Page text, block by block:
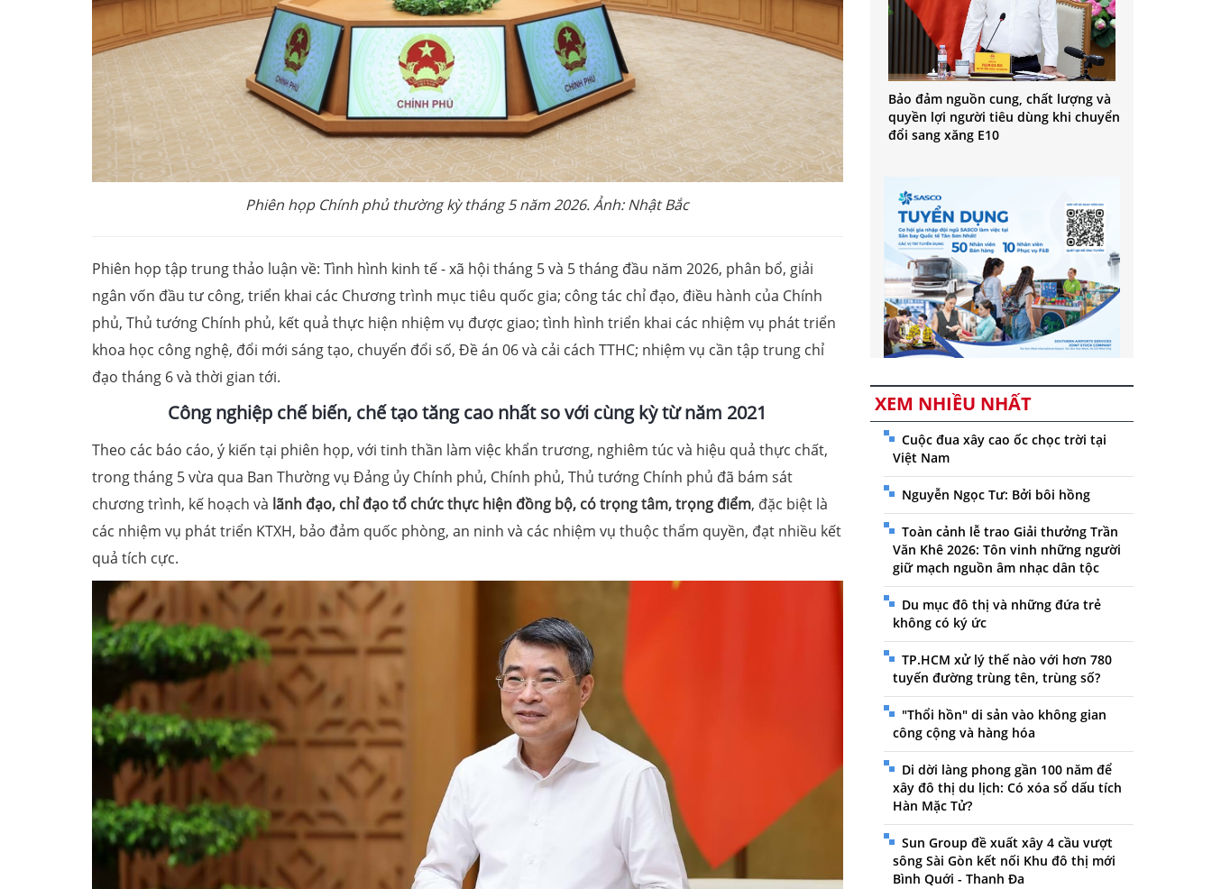
Phiên họp Chính phủ thường kỳ tháng 5 năm 2026. Ảnh: Nhật Bắc
Phiên họp tập trung thảo luận về: Tình hình kinh tế - xã hội tháng 5 và 5 tháng đầu năm 2026, phân bổ, giải
ngân vốn đầu tư công, triển khai các Chương trình mục tiêu quốc gia; công tác chỉ đạo, điều hành của Chính
phủ, Thủ tướng Chính phủ, kết quả thực hiện nhiệm vụ được giao; tình hình triển khai các nhiệm vụ phát triển
khoa học công nghệ, đổi mới sáng tạo, chuyển đổi số, Đề án 06 và cải cách TTHC; nhiệm vụ cần tập trung chỉ
đạo tháng 6 và thời gian tới.
Công nghiệp chế biến, chế tạo tăng cao nhất so với cùng kỳ từ năm 2021
Theo các báo cáo, ý kiến tại phiên họp, với tinh thần làm việc khẩn trương, nghiêm túc và hiệu quả thực chất,
trong tháng 5 vừa qua Ban Thường vụ Đảng ủy Chính phủ, Chính phủ, Thủ tướng Chính phủ đã bám sát
chương trình, kế hoạch và lãnh đạo, chỉ đạo tổ chức thực hiện đồng bộ, có trọng tâm, trọng điểm, đặc biệt là
các nhiệm vụ phát triển KTXH, bảo đảm quốc phòng, an ninh và các nhiệm vụ thuộc thẩm quyền, đạt nhiều kết
quả tích cực.
Bảo đảm nguồn cung, chất lượng và
quyền lợi người tiêu dùng khi chuyển
đổi sang xăng E10
XEM NHIỀU NHẤT
Cuộc đua xây cao ốc chọc trời tại
Việt Nam
Nguyễn Ngọc Tư: Bởi bôi hồng
Toàn cảnh lễ trao Giải thưởng Trần
Văn Khê 2026: Tôn vinh những người
giữ mạch nguồn âm nhạc dân tộc
Du mục đô thị và những đứa trẻ
không có ký ức
TP.HCM xử lý thế nào với hơn 780
tuyến đường trùng tên, trùng số?
"Thổi hồn" di sản vào không gian
công cộng và hàng hóa
Di dời làng phong gần 100 năm để
xây đô thị du lịch: Có xóa sổ dấu tích
Hàn Mặc Tử?
Sun Group đề xuất xây 4 cầu vượt
sông Sài Gòn kết nối Khu đô thị mới
Bình Quới - Thanh Đa